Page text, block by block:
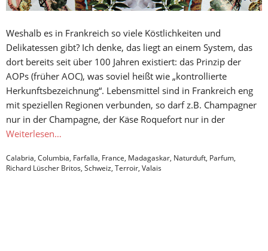
Weshalb es in Frankreich so viele Köstlichkeiten und
Delikatessen gibt? Ich denke, das liegt an einem System, das
dort bereits seit über 100 Jahren existiert: das Prinzip der
AOPs (früher AOC), was soviel heißt wie „kontrollierte
Herkunftsbezeichnung“. Lebensmittel sind in Frankreich eng
mit speziellen Regionen verbunden, so darf z.B. Champagner
nur in der Champagne, der Käse Roquefort nur in der
Weiterlesen…
Calabria, Columbia, Farfalla, France, Madagaskar, Naturduft, Parfum,
Richard Lüscher Britos, Schweiz, Terroir, Valais